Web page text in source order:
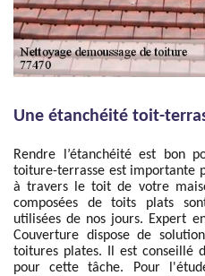
Une étanchéité toit-
Rendre l’étanchéité est bon
toiture-terrasse est importante
à travers le toit de votre
composées de toits plats
utilisées de nos jours. Expert
Couverture dispose de
toitures plates. Il est conseillé
pour cette tâche. Pour